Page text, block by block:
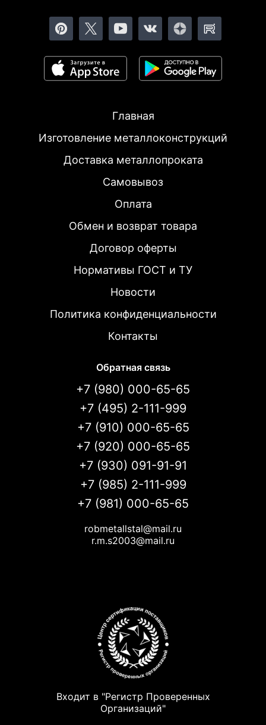
Главная
Изготовление металлоконструкций
Доставка металлопроката
Самовывоз
Оплата
Обмен и возврат товара
Договор оферты
Нормативы ГОСТ и ТУ
Новости
Политика конфиденциальности
Контакты
Обратная связь
+7 (980) 000-65-65
+7 (495) 2-111-999
+7 (910) 000-65-65
+7 (920) 000-65-65
+7 (930) 091-91-91
+7 (985) 2-111-999
+7 (981) 000-65-65
robmetallstal@mail.ru
r.m.s2003@mail.ru
Входит в "Регистр Проверенных
Организаций"